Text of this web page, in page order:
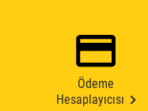
Ödeme
Hesaplayıcısı